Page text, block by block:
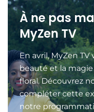
À ne pas
MyZen TV
En avril, MyZen
beauté et la
floral. Découvrez
compléter cette
notre